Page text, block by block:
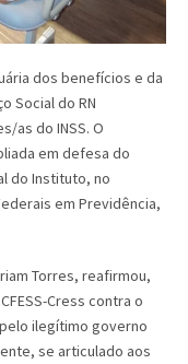
dos benefícios e da
Social do RN
as do INSS. O
em defesa do
do Instituto, no
em Previdência,
Torres, reafirmou,
Cress contra o
ilegítimo governo
se articulado aos